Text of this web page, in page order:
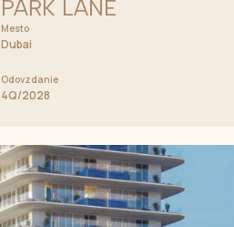
PARK LANE
Mesto
Dubai
Odovzdanie
4Q/2028